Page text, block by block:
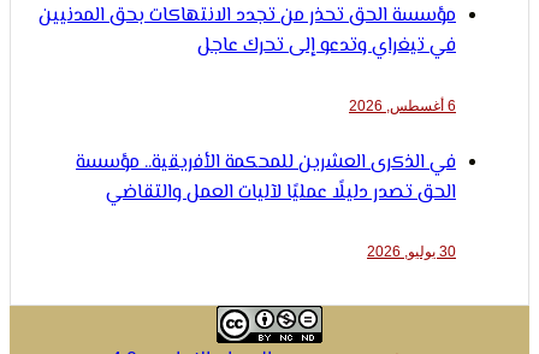
مؤسسة الحق تحذر من تجدد الانتهاكات بحق المدنيين
في تيغراي وتدعو إلى تحرك عاجل
في الذكرى العشرين للمحكمة الأفريقية.. مؤسسة
الحق تصدر دليلًا عمليًا لآليات العمل والتقاضي